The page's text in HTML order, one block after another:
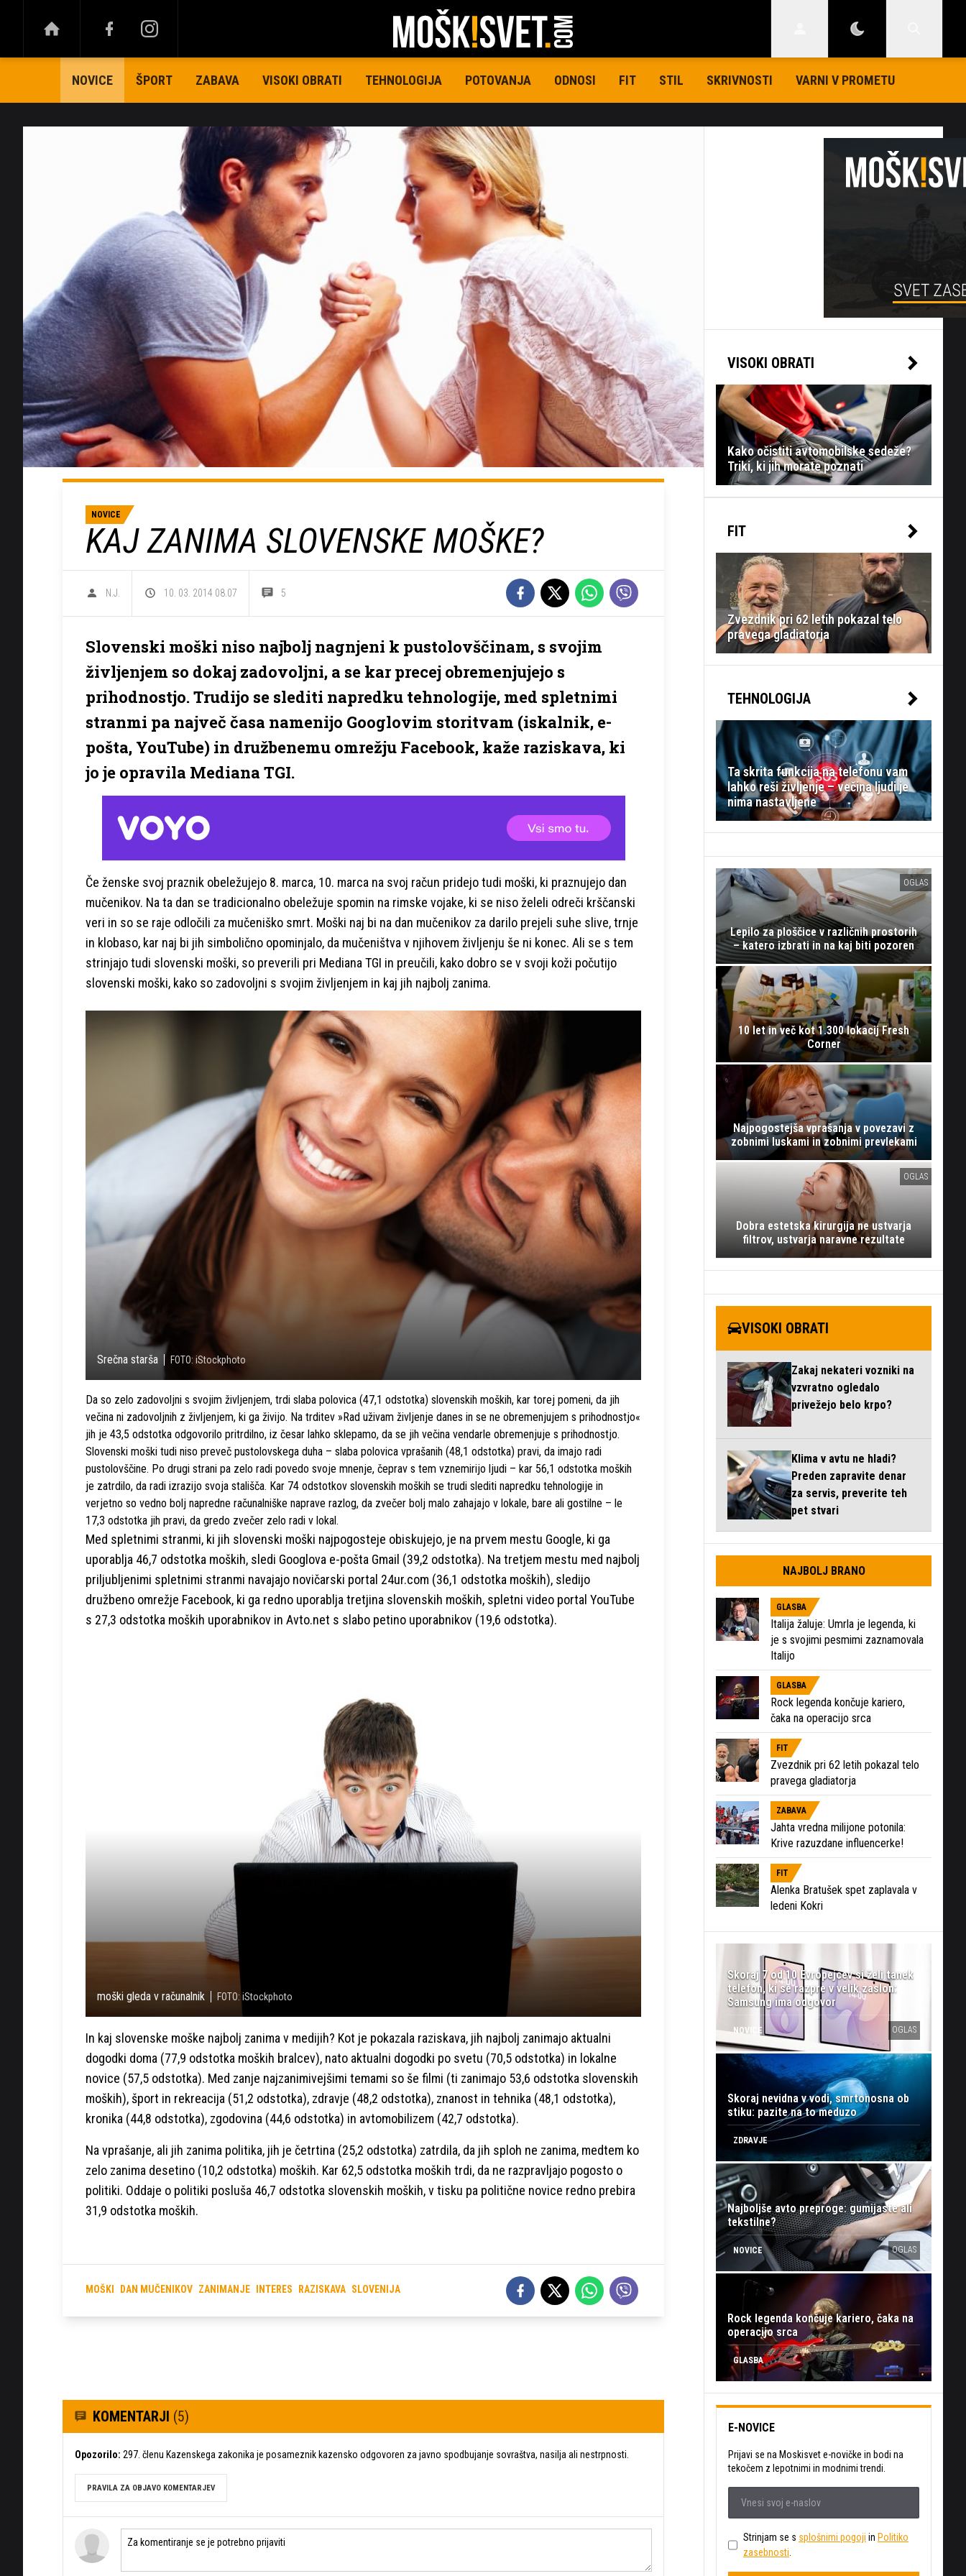
NOVICE ŠPORT ZABAVA VISOKI OBRATI TEHNOLOGIJA POTOVANJA ODNOSI FIT STIL SKRIVNOSTI VARNI V PROMETU
NOVICE
KAJ ZANIMA SLOVENSKE MOŠKE?
N.J. 10. 03. 2014 08.07 5
Slovenski moški niso najbolj nagnjeni k pustolovščinam, s svojim
življenjem so dokaj zadovoljni, a se kar precej obremenjujejo s
prihodnostjo. Trudijo se slediti napredku tehnologije, med spletnimi
stranmi pa največ časa namenijo Googlovim storitvam (iskalnik, e-
pošta, YouTube) in družbenemu omrežju Facebook, kaže raziskava, ki
jo je opravila Mediana TGI.
Če ženske svoj praznik obeležujejo 8. marca, 10. marca na svoj račun pridejo tudi moški, ki praznujejo dan
mučenikov. Na ta dan se tradicionalno obeležuje spomin na rimske vojake, ki se niso želeli odreči krščanski
veri in so se raje odločili za mučeniško smrt. Moški naj bi na dan mučenikov za darilo prejeli suhe slive, trnje
in klobaso, kar naj bi jih simbolično opominjalo, da mučeništva v njihovem življenju še ni konec. Ali se s tem
strinjajo tudi slovenski moški, so preverili pri Mediana TGI in preučili, kako dobro se v svoji koži počutijo
slovenski moški, kako so zadovoljni s svojim življenjem in kaj jih najbolj zanima.
Srečna starša FOTO: iStockphoto
Da so zelo zadovoljni s svojim življenjem, trdi slaba polovica (47,1 odstotka) slovenskih moških, kar torej pomeni, da jih
večina ni zadovoljnih z življenjem, ki ga živijo. Na trditev »Rad uživam življenje danes in se ne obremenjujem s prihodnostjo«
jih je 43,5 odstotka odgovorilo pritrdilno, iz česar lahko sklepamo, da se jih večina vendarle obremenjuje s prihodnostjo.
Slovenski moški tudi niso preveč pustolovskega duha – slaba polovica vprašanih (48,1 odstotka) pravi, da imajo radi
pustolovščine. Po drugi strani pa zelo radi povedo svoje mnenje, čeprav s tem vznemirijo ljudi – kar 56,1 odstotka moških
je zatrdilo, da radi izrazijo svoja stališča. Kar 74 odstotkov slovenskih moških se trudi slediti napredku tehnologije in
verjetno so vedno bolj napredne računalniške naprave razlog, da zvečer bolj malo zahajajo v lokale, bare ali gostilne – le
17,3 odstotka jih pravi, da gredo zvečer zelo radi v lokal.
Med spletnimi stranmi, ki jih slovenski moški najpogosteje obiskujejo, je na prvem mestu Google, ki ga
uporablja 46,7 odstotka moških, sledi Googlova e-pošta Gmail (39,2 odstotka). Na tretjem mestu med najbolj
priljubljenimi spletnimi stranmi navajajo novičarski portal 24ur.com (36,1 odstotka moških), sledijo
družbeno omrežje Facebook, ki ga redno uporablja tretjina slovenskih moških, spletni video portal YouTube
s 27,3 odstotka moških uporabnikov in Avto.net s slabo petino uporabnikov (19,6 odstotka).
moški gleda v računalnik FOTO: iStockphoto
In kaj slovenske moške najbolj zanima v medijih? Kot je pokazala raziskava, jih najbolj zanimajo aktualni
dogodki doma (77,9 odstotka moških bralcev), nato aktualni dogodki po svetu (70,5 odstotka) in lokalne
novice (57,5 odstotka). Med zanje najzanimivejšimi temami so še filmi (ti zanimajo 53,6 odstotka slovenskih
moških), šport in rekreacija (51,2 odstotka), zdravje (48,2 odstotka), znanost in tehnika (48,1 odstotka),
kronika (44,8 odstotka), zgodovina (44,6 odstotka) in avtomobilizem (42,7 odstotka).
Na vprašanje, ali jih zanima politika, jih je četrtina (25,2 odstotka) zatrdila, da jih sploh ne zanima, medtem ko
zelo zanima desetino (10,2 odstotka) moških. Kar 62,5 odstotka moških trdi, da ne razpravljajo pogosto o
politiki. Oddaje o politiki posluša 46,7 odstotka slovenskih moških, v tisku pa politične novice redno prebira
31,9 odstotka moških.
MOŠKI DAN MUČENIKOV ZANIMANJE INTERES RAZISKAVA SLOVENIJA
KOMENTARJI (5)
Opozorilo: 297. členu Kazenskega zakonika je posameznik kazensko odgovoren za javno spodbujanje sovraštva, nasilja ali nestrpnosti.
PRAVILA ZA OBJAVO KOMENTARJEV
VISOKI OBRATI
Kako očistiti avtomobilske sedeže?
Triki, ki jih morate poznati
FIT
Zvezdnik pri 62 letih pokazal telo
pravega gladiatorja
TEHNOLOGIJA
Ta skrita funkcija na telefonu vam
lahko reši življenje – večina ljudi je
nima nastavljene
OGLAS
Lepilo za ploščice v različnih prostorih
– katero izbrati in na kaj biti pozoren
10 let in več kot 1.300 lokacij Fresh
Corner
Najpogostejša vprašanja v povezavi z
zobnimi luskami in zobnimi prevlekami
OGLAS
Dobra estetska kirurgija ne ustvarja
filtrov, ustvarja naravne rezultate
VISOKI OBRATI
Zakaj nekateri vozniki na
vzvratno ogledalo
privežejo belo krpo?
Klima v avtu ne hladi?
Preden zapravite denar
za servis, preverite teh
pet stvari
NAJBOLJ BRANO
GLASBA
Italija žaluje: Umrla je legenda, ki
je s svojimi pesmimi zaznamovala
Italijo
GLASBA
Rock legenda končuje kariero,
čaka na operacijo srca
FIT
Zvezdnik pri 62 letih pokazal telo
pravega gladiatorja
ZABAVA
Jahta vredna milijone potonila:
Krive razuzdane influencerke!
FIT
Alenka Bratušek spet zaplavala v
ledeni Kokri
Skoraj 7 od 10 Evropejcev si želi tanek
telefon, ki se razpre v velik zaslon:
Samsung ima odgovor
NOVICE OGLAS
Skoraj nevidna v vodi, smrtonosna ob
stiku: pazite na to meduzo
ZDRAVJE
Najboljše avto preproge: gumijaste ali
tekstilne?
NOVICE OGLAS
Rock legenda končuje kariero, čaka na
operacijo srca
GLASBA
E-NOVICE
Prijavi se na Moskisvet e-novičke in bodi na
tekočem z lepotnimi in modnimi trendi.
Strinjam se s splošnimi pogoji in Politiko
zasebnosti